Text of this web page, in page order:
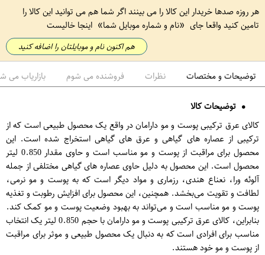
هر روزه صدها خریدار این کالا را می بینند اگر شما هم می توانید این کالا را
تامین کنید واقعا جای
نام و شماره موبایل شما اینجا خالیست
هم اکنون نام و موبایلتان را اضافه کنید
توضیحات و مختصات نظرات فروشنده می شوم بازاریاب می
توضیحات کالا
کالای عرق ترکیبی پوست و مو دارامان در واقع یک محصول طبیعی است که از
ترکیبی از عصاره های گیاهی و عرق های گیاهی استخراج شده است. این
محصول برای مراقبت از پوست و مو مناسب است و حاوی مقدار 0.850 لیتر
محصول است. این محصول به دلیل حاوی عصاره های گیاهی مختلفی از جمله
آلوئه ورا، نعناع هندی، رزماری و مواد دیگر است که به پوست و مو نرمی،
لطافت و تقویت می‌بخشد. همچنین، این محصول برای افزایش رطوبت و تغذیه
پوست و مو مناسب است و می‌تواند به بهبود وضعیت پوست و مو کمک کند.
بنابراین، کالای عرق ترکیبی پوست و مو دارامان با حجم 0.850 لیتر یک انتخاب
مناسب برای افرادی است که به دنبال یک محصول طبیعی و موثر برای مراقبت
از پوست و مو خود هستند.